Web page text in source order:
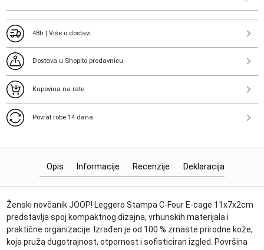
48h | Više o dostavi
Dostava u Shopito prodavnicu
Kupovina na rate
Povrat robe 14 dana
Opis Deklaracija
Informacije Recenzije
Ženski novčanik JOOP! Leggero Stampa C-Four E-cage 11x7x2cm
predstavlja spoj kompaktnog dizajna, vrhunskih materijala i
praktične organizacije. Izrađen je od 100 % zrnaste prirodne kože,
koja pruža dugotrajnost, otpornost i sofisticiran izgled. Površina